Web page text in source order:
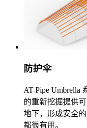
防护伞
AT-Pipe Umbrella
的重新挖掘提供
地下，形成安全
都很有用。